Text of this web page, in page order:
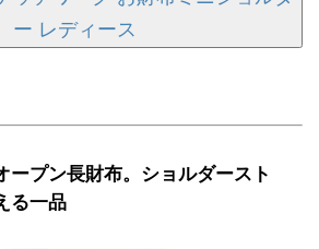
ー レディース
ープン長財布。ショルダースト
る一品